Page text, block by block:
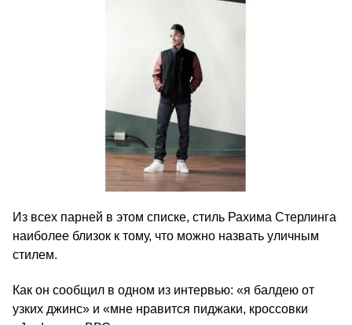
Из всех парней в этом списке, стиль Рахима Стерлинга
наиболее близок к тому, что можно назвать уличным
стилем.
Как он сообщил в одном из интервью: «я балдею от
узких джинс» и «мне нравится пиджаки, кроссовки